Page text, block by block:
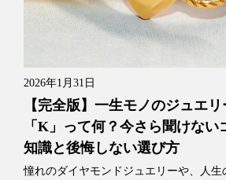
2026年1月31日
【完全版】一生モノのジュエ
「K」って何？今さら聞けない
知識と後悔しない選び方
憧れのダイヤモンドジュエリーや、人